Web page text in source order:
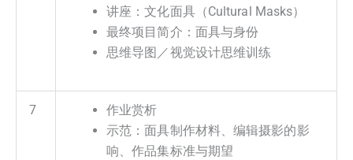
讲座：文化面具（Cultural Masks）
最终项目简介：面具与身份
思维导图／视觉设计思维训练
7
作业赏析
示范：面具制作材料、编辑摄影的影
响、作品集标准与期望